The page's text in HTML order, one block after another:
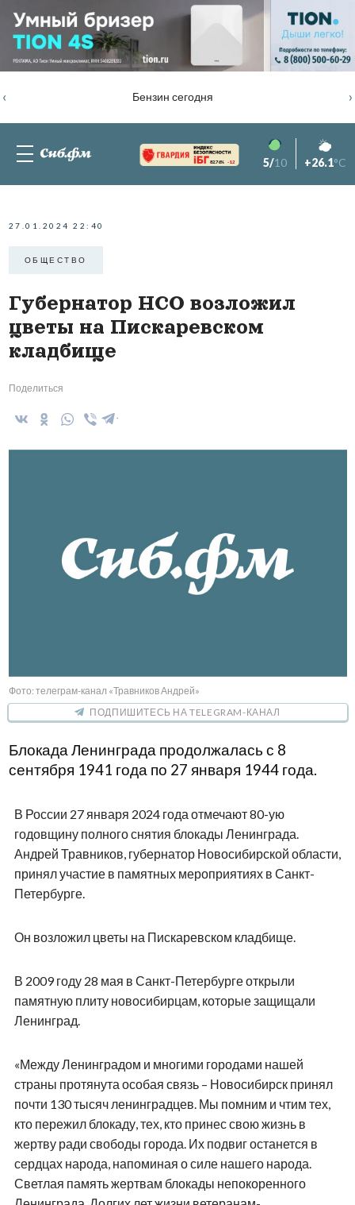
Бензин сегодня
‹ ›
82.76% -1.2 5/10 +26.1°C
27.01.2024 22:40
ОБЩЕСТВО
Губернатор НСО возложил
цветы на Пискаревском
кладбище
Поделиться
Фото: телеграм-канал «Травников Андрей»
ПОДПИШИТЕСЬ НА TELEGRAM-КАНАЛ
Блокада Ленинграда продолжалась с 8
сентября 1941 года по 27 января 1944 года.
В России 27 января 2024 года отмечают 80-ую
годовщину полного снятия блокады Ленинграда.
Андрей Травников, губернатор Новосибирской области,
принял участие в памятных мероприятиях в Санкт-
Петербурге.
Он возложил цветы на Пискаревском кладбище.
В 2009 году 28 мая в Санкт-Петербурге открыли
памятную плиту новосибирцам, которые защищали
Ленинград.
«Между Ленинградом и многими городами нашей
страны протянута особая связь – Новосибирск принял
почти 130 тысяч ленинградцев. Мы помним и чтим тех,
кто пережил блокаду, тех, кто принес свою жизнь в
жертву ради свободы города. Их подвиг останется в
сердцах народа, напоминая о силе нашего народа.
Светлая память жертвам блокады непокоренного